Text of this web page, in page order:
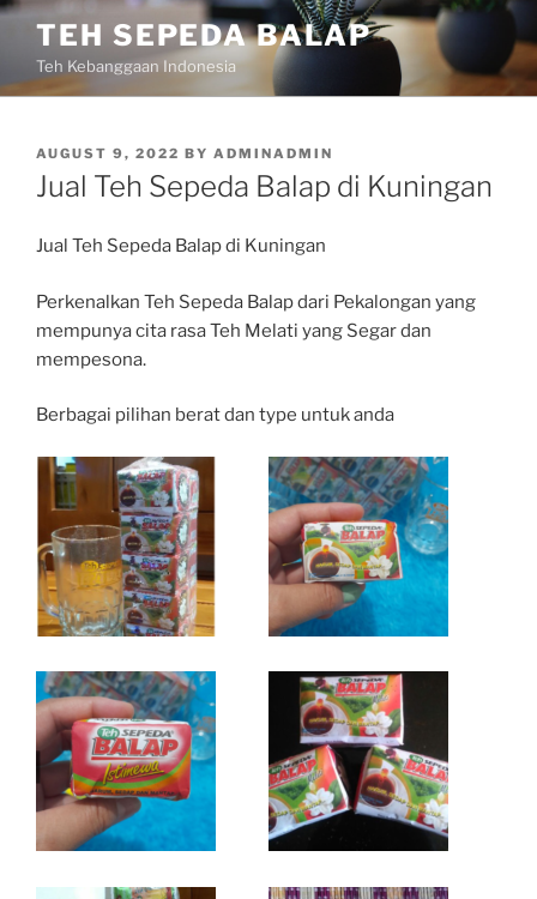
Skip
content
TEH SEPEDA BALAP
Teh Kebanggaan Indonesia
POSTED
ON
AUGUST 9, 2022 BY ADMINADMIN
Jual Teh Sepeda Balap di Kuningan
Jual Teh Sepeda Balap di Kuningan
Perkenalkan Teh Sepeda Balap dari Pekalongan yang
mempunya cita rasa Teh Melati yang Segar dan
mempesona.
Berbagai pilihan berat dan type untuk anda